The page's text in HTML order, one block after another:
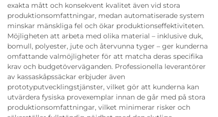
exakta mått och konsekvent kvalitet även vid stora
produktionsomfattningar, medan automatiserade system
minskar mänskliga fel och ökar produktionseffektiviteten.
Möjligheten att arbeta med olika material – inklusive duk,
bomull, polyester, jute och återvunna tyger – ger kunderna
omfattande valmöjligheter för att matcha deras specifika
krav och budgetöverväganden. Professionella leverantörer
av kassaskåpssäckar erbjuder även
prototyputvecklingstjänster, vilket gör att kunderna kan
utvärdera fysiska provexemplar innan de går med på stora
produktionsomfattningar, vilket minimerar risker och